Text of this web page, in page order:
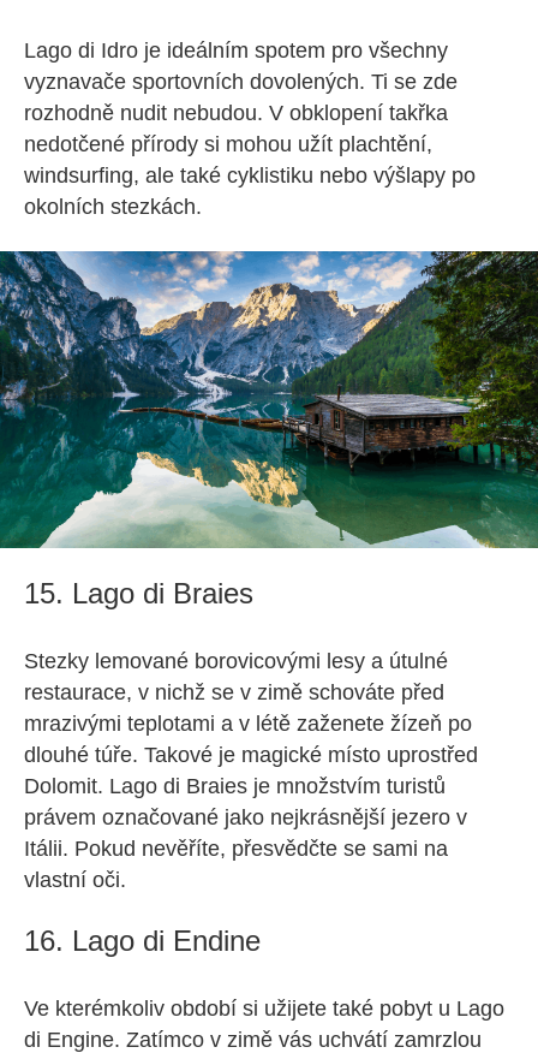
Lago di Idro je ideálním spotem pro všechny
vyznavače sportovních dovolených. Ti se zde
rozhodně nudit nebudou. V obklopení takřka
nedotčené přírody si mohou užít plachtění,
windsurfing, ale také cyklistiku nebo výšlapy po
okolních stezkách.
15. Lago di Braies
Stezky lemované borovicovými lesy a útulné
restaurace, v nichž se v zimě schováte před
mrazivými teplotami a v létě zaženete žízeň po
dlouhé túře. Takové je magické místo uprostřed
Dolomit. Lago di Braies je množstvím turistů
právem označované jako nejkrásnější jezero v
Itálii. Pokud nevěříte, přesvědčte se sami na
vlastní oči.
16. Lago di Endine
Ve kterémkoliv období si užijete také pobyt u Lago
di Engine. Zatímco v zimě vás uchvátí zamrzlou